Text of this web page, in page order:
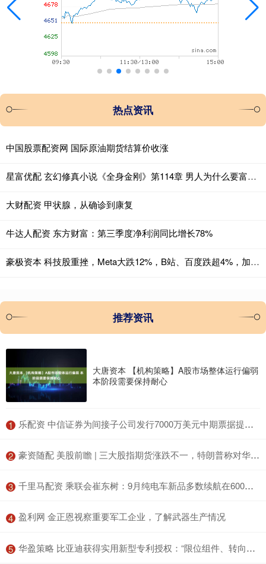
热点资讯
中国股票配资网 国际原油期货结算价收涨
星富优配 玄幻修真小说《全身金刚》第114章 男人为什么要富贵_达尼_业障_完家人
大财配资 甲状腺，从确诊到康复
牛达人配资 东方财富：第三季度净利润同比增长78%
豪极资本 科技股重挫，Meta大跌12%，B站、百度跌超4%，加密货币21万人爆仓
推荐资讯
大唐资本 【机构策略】A股市场整体运行偏弱
本阶段需要保持耐心
1 ​乐配资 中信证券为间接子公司发行7000万美元中期票据提供担保
2 ​豪资随配 美股前瞻 | 三大股指期货涨跌不一，特朗普称对华80%关税“似乎合理”
3 ​千里马配资 乘联会崔东树：9月纯电车新品多数续航在600公里以上
4 ​盈利网 金正恩视察重要军工企业，了解武器生产情况
5 ​华盈策略 比亚迪获得实用新型专利授权：“限位组件、转向系统及车辆”